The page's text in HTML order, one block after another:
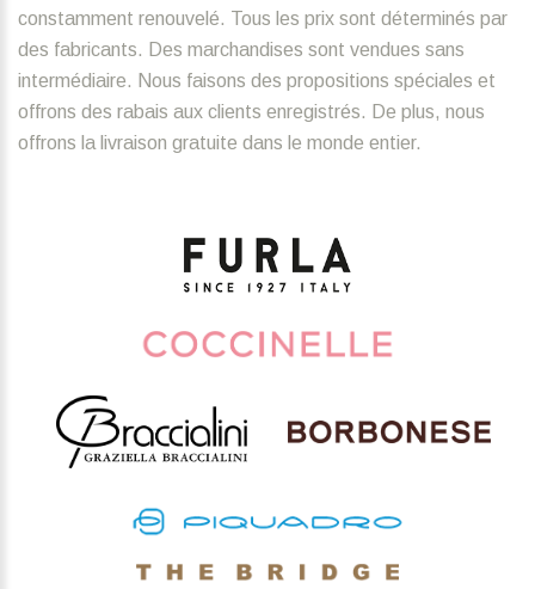
constamment renouvelé. Tous les prix sont déterminés par
des fabricants. Des marchandises sont vendues sans
intermédiaire. Nous faisons des propositions spéciales et
offrons des rabais aux clients enregistrés. De plus, nous
offrons la livraison gratuite dans le monde entier.